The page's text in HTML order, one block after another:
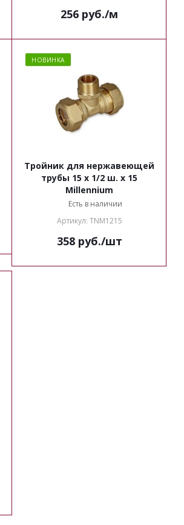
256 руб./м
НОВИНКА
Тройник для нержавеющей
трубы 15 x 1/2 ш. x 15
Millennium
Есть в наличии
Артикул: TNM1215
358руб./шт